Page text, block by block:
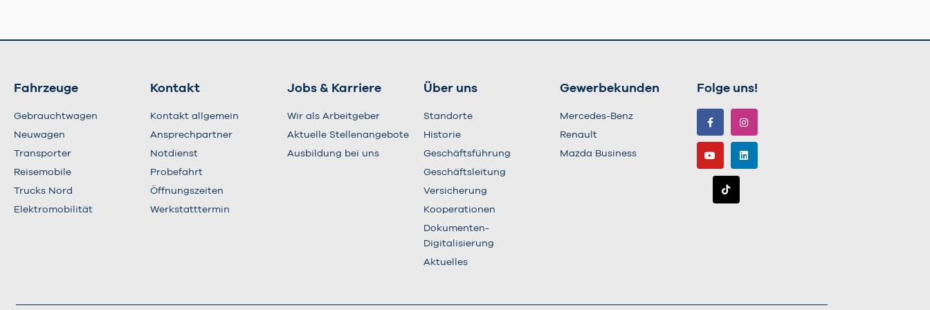
Fahrzeuge
Gebrauchtwagen
Neuwagen
Transporter
Reisemobile
Trucks Nord
Elektromobilität
Kontakt
Kontakt allgemein
Ansprechpartner
Notdienst
Probefahrt
Öffnungszeiten
Werkstatttermin
Jobs & Karriere
Wir als Arbeitgeber
Aktuelle Stellenangebote
Ausbildung bei uns
Über uns
Standorte
Historie
Geschäftsführung
Geschäftsleitung
Versicherung
Kooperationen
Dokumenten-
Digitalisierung
Aktuelles
Gewerbekunden
Mercedes-Benz
Renault
Mazda Business
Folge uns!